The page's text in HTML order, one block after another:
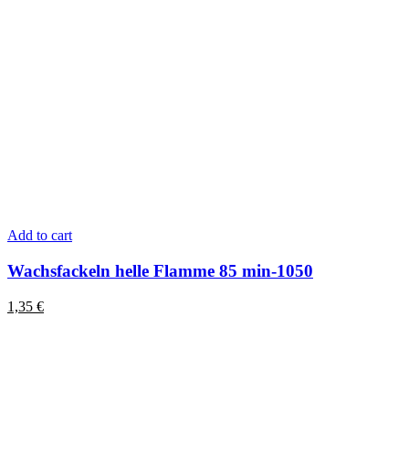
Add to cart
Wachsfackeln helle Flamme 85 min-1050
1,35 €